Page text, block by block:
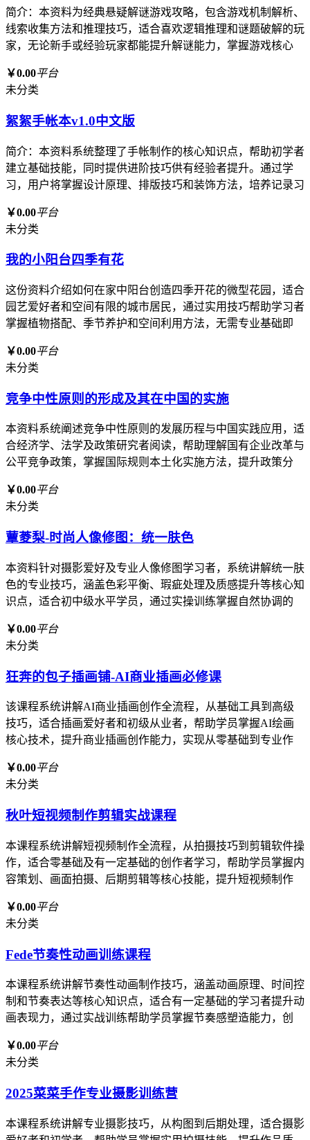
简介：本资料为经典悬疑解谜游戏攻略，包含游戏机制解析、
线索收集方法和推理技巧，适合喜欢逻辑推理和谜题破解的玩
家，无论新手或经验玩家都能提升解谜能力，掌握游戏核心
￥0.00平台
未分类
絮絮手帐本v1.0中文版
简介：本资料系统整理了手帐制作的核心知识点，帮助初学者
建立基础技能，同时提供进阶技巧供有经验者提升。通过学
习，用户将掌握设计原理、排版技巧和装饰方法，培养记录习
￥0.00平台
未分类
我的小阳台四季有花
这份资料介绍如何在家中阳台创造四季开花的微型花园，适合
园艺爱好者和空间有限的城市居民，通过实用技巧帮助学习者
掌握植物搭配、季节养护和空间利用方法，无需专业基础即
￥0.00平台
未分类
竞争中性原则的形成及其在中国的实施
本资料系统阐述竞争中性原则的发展历程与中国实践应用，适
合经济学、法学及政策研究者阅读，帮助理解国有企业改革与
公平竞争政策，掌握国际规则本土化实施方法，提升政策分
￥0.00平台
未分类
蕈菱梨-时尚人像修图：统一肤色
本资料针对摄影爱好及专业人像修图学习者，系统讲解统一肤
色的专业技巧，涵盖色彩平衡、瑕疵处理及质感提升等核心知
识点，适合初中级水平学员，通过实操训练掌握自然协调的
￥0.00平台
未分类
狂奔的包子插画铺-AI商业插画必修课
该课程系统讲解AI商业插画创作全流程，从基础工具到高级
技巧，适合插画爱好者和初级从业者，帮助学员掌握AI绘画
核心技术，提升商业插画创作能力，实现从零基础到专业作
￥0.00平台
未分类
秋叶短视频制作剪辑实战课程
本课程系统讲解短视频制作全流程，从拍摄技巧到剪辑软件操
作，适合零基础及有一定基础的创作者学习，帮助学员掌握内
容策划、画面拍摄、后期剪辑等核心技能，提升短视频制作
￥0.00平台
未分类
Fede节奏性动画训练课程
本课程系统讲解节奏性动画制作技巧，涵盖动画原理、时间控
制和节奏表达等核心知识点，适合有一定基础的学习者提升动
画表现力，通过实战训练帮助学员掌握节奏感塑造能力，创
￥0.00平台
未分类
2025菜菜手作专业摄影训练营
本课程系统讲解专业摄影技巧，从构图到后期处理，适合摄影